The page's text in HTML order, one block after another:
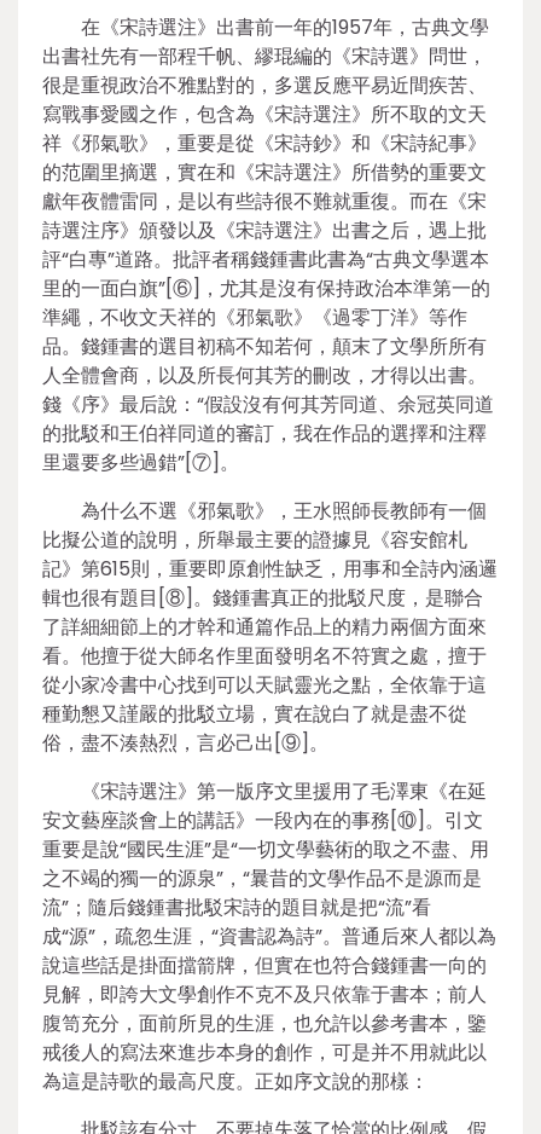
在《宋詩選注》出書前一年的1957年，古典文學
出書社先有一部程千帆、繆琨編的《宋詩選》問世，
很是重視政治不雅點對的，多選反應平易近間疾苦、
寫戰事愛國之作，包含為《宋詩選注》所不取的文天
祥《邪氣歌》，重要是從《宋詩鈔》和《宋詩紀事》
的范圍里摘選，實在和《宋詩選注》所借勢的重要文
獻年夜體雷同，是以有些詩很不難就重復。而在《宋
詩選注序》頒發以及《宋詩選注》出書之后，遇上批
評“白專”道路。批評者稱錢鍾書此書為“古典文學選本
里的一面白旗”[⑥]，尤其是沒有保持政治本準第一的
準繩，不收文天祥的《邪氣歌》《過零丁洋》等作
品。錢鍾書的選目初稿不知若何，顛末了文學所所有
人全體會商，以及所長何其芳的刪改，才得以出書。
錢《序》最后說：“假設沒有何其芳同道、余冠英同道
的批駁和王伯祥同道的審訂，我在作品的選擇和注釋
里還要多些過錯”[⑦]。
為什么不選《邪氣歌》，王水照師長教師有一個
比擬公道的說明，所舉最主要的證據見《容安館札
記》第615則，重要即原創性缺乏，用事和全詩內涵邏
輯也很有題目[⑧]。錢鍾書真正的批駁尺度，是聯合
了詳細細節上的才幹和通篇作品上的精力兩個方面來
看。他擅于從大師名作里面發明名不符實之處，擅于
從小家冷書中心找到可以天賦靈光之點，全依靠于這
種勤懇又謹嚴的批駁立場，實在說白了就是盡不從
俗，盡不湊熱烈，言必己出[⑨]。
《宋詩選注》第一版序文里援用了毛澤東《在延
安文藝座談會上的講話》一段內在的事務[⑩]。引文
重要是說“國民生涯”是“一切文學藝術的取之不盡、用
之不竭的獨一的源泉”，“曩昔的文學作品不是源而是
流”；隨后錢鍾書批駁宋詩的題目就是把“流”看
成“源”，疏忽生涯，“資書認為詩”。普通后來人都以為
說這些話是掛面擋箭牌，但實在也符合錢鍾書一向的
見解，即誇大文學創作不克不及只依靠于書本；前人
腹笥充分，面前所見的生涯，也允許以參考書本，鑒
戒後人的寫法來進步本身的創作，可是并不用就此以
為這是詩歌的最高尺度。正如序文說的那樣：